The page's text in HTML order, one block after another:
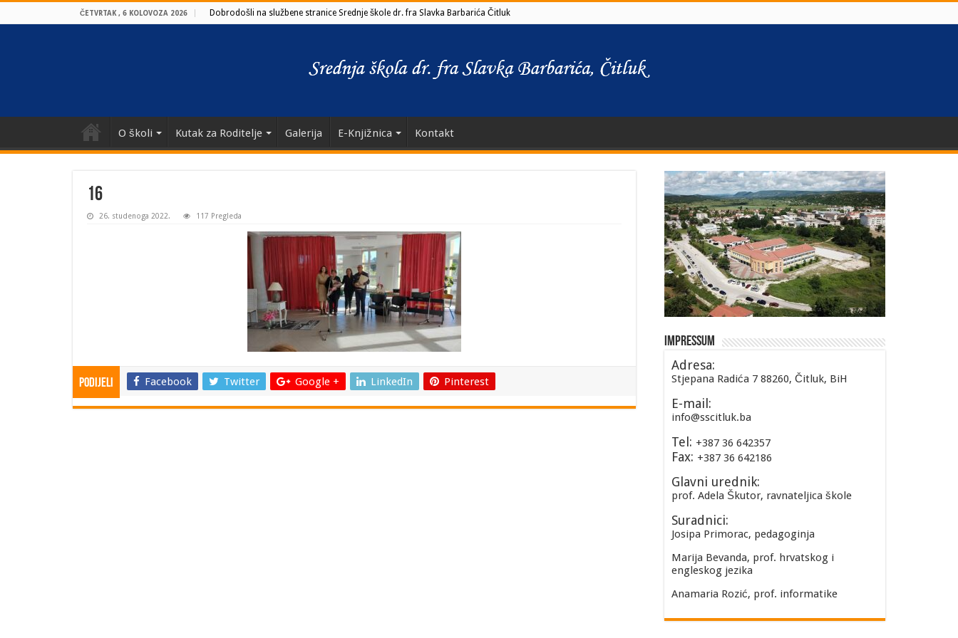
ČETVRTAK , 6 KOLOVOZA 2026 Dobrodošli na službene stranice Srednje škole dr. fra Slavka Barbarića Čitluk
O školi Kutak za Roditelje Galerija E-Knjižnica Kontakt
16
26. studenoga 2022. 117 Pregleda
Podijeli Facebook Twitter Google + LinkedIn Pinterest
Impressum
Adresa:
Stjepana Radića 7 88260, Čitluk, BiH
E-mail:
info@sscitluk.ba
Tel: +387 36 642357
Fax: +387 36 642186
Glavni urednik:
prof. Adela Škutor, ravnateljica škole
Suradnici:
Josipa Primorac, pedagoginja
Marija Bevanda, prof. hrvatskog i
engleskog jezika
Anamaria Rozić, prof. informatike